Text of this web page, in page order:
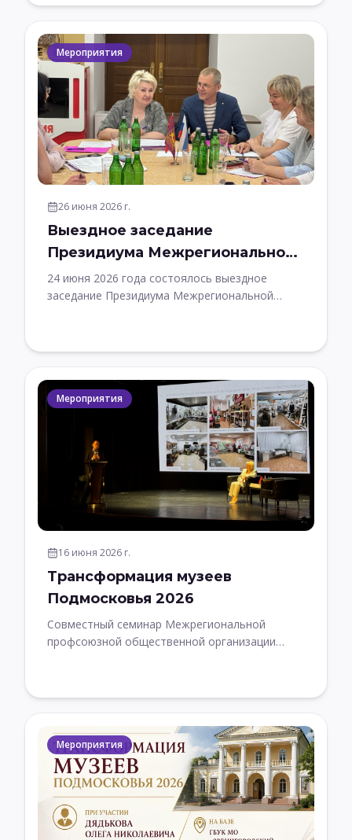
Мероприятия
26 июня 2026 г.
Выездное заседание
Президиума Межрегиональной
профсоюзной общественной
организации ОПРК
24 июня 2026 года состоялось выездное
заседание Президиума Межрегиональной
Мероприятия
16 июня 2026 г.
Трансформация музеев
Подмосковья 2026
Совместный семинар Межрегиональной
профсоюзной общественной организации
Мероприятия